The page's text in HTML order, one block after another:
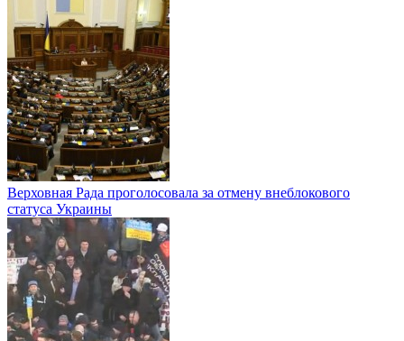
Верховная Рада проголосовала за отмену внеблокового
статуса Украины